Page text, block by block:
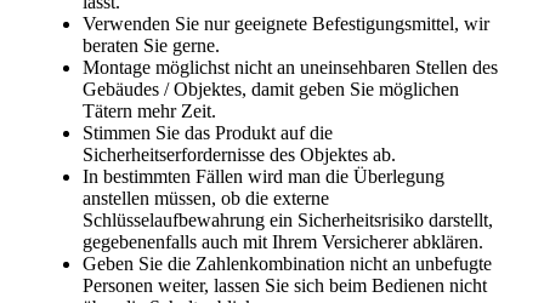
Verwenden Sie nur geeignete Befestigungsmittel, wir
beraten Sie gerne.
Montage möglichst nicht an uneinsehbaren Stellen des
Gebäudes / Objektes, damit geben Sie möglichen
Tätern mehr Zeit.
Stimmen Sie das Produkt auf die
Sicherheitserfordernisse des Objektes ab.
In bestimmten Fällen wird man die Überlegung
anstellen müssen, ob die externe
Schlüsselaufbewahrung ein Sicherheitsrisiko darstellt,
gegebenenfalls auch mit Ihrem Versicherer abklären.
Geben Sie die Zahlenkombination nicht an unbefugte
Personen weiter, lassen Sie sich beim Bedienen nicht